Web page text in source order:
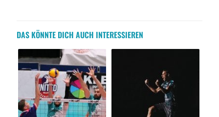
DAS KÖNNTE DICH AUCH INTERESSIEREN